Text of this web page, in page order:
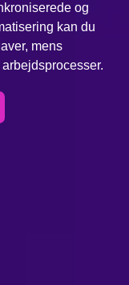
og
kan du
mens